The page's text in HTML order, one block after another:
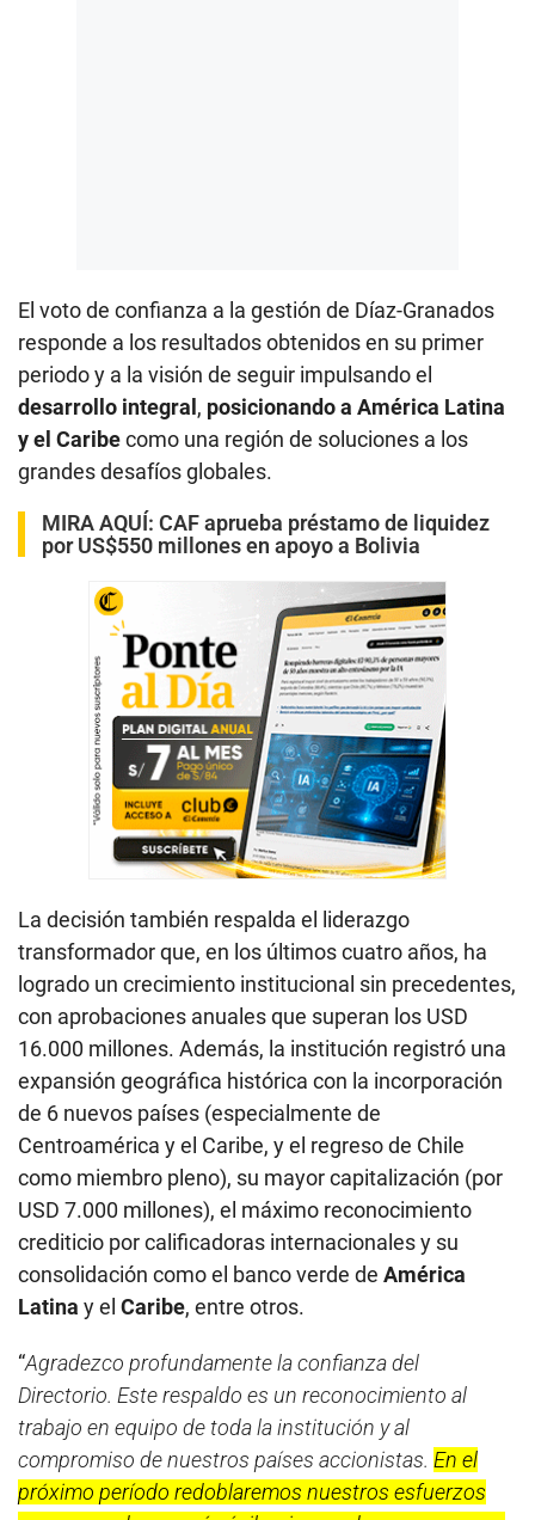
El voto de confianza a la gestión de Díaz-Granados
responde a los resultados obtenidos en su primer
periodo y a la visión de seguir impulsando el
desarrollo integral, posicionando a América Latina
y el Caribecomo una región de soluciones a los
grandes desafíos globales.
MIRA AQUÍ: CAF aprueba préstamo de liquidez
por US$550 millones en apoyo a Bolivia
La decisión también respalda el liderazgo
transformador que, en los últimos cuatro años, ha
logrado un crecimiento institucional sin precedentes,
con aprobaciones anuales que superan los USD
16.000 millones. Además, la institución registró una
expansión geográfica histórica con la incorporación
de 6 nuevos países (especialmente de
Centroamérica y el Caribe, y el regreso de Chile
como miembro pleno), su mayor capitalización (por
USD 7.000 millones), el máximo reconocimiento
crediticio por calificadoras internacionales y su
consolidación como el banco verde de América
Latina y el Caribe, entre otros.
“Agradezco profundamente la confianza del
Directorio. Este respaldo es un reconocimiento al
trabajo en equipo de toda la institución y al
compromiso de nuestros países accionistas. En el
próximo período redoblaremos nuestros esfuerzos